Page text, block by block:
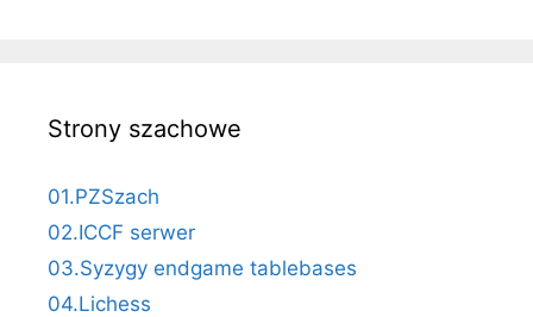
Strony szachowe
01.PZSzach
02.ICCF serwer
03.Syzygy endgame tablebases
04.Lichess